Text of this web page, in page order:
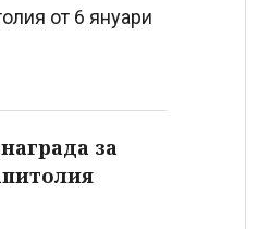
от 6 януари
за